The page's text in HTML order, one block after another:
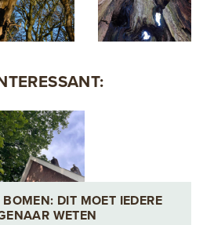
DIT MOET IEDERE
WETEN